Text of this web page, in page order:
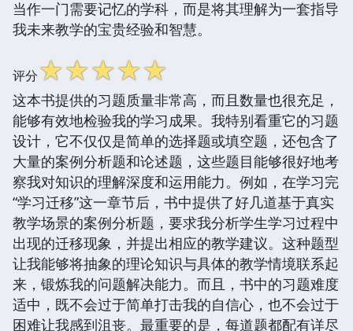
当作一门需要记忆的学科，而是将其理解为一套指导
我未来教学的宝贵经验和智慧。
评分☆☆☆☆☆
这本书提供的习题质量非常高，而且数量也很充足，
能够有效地检验我的学习成果。我特别看重它的习题
设计，它不仅仅是简单的选择题或填空题，还包含了
大量的案例分析题和论述题，这些题目能够很好地考
察我对知识的理解深度和运用能力。例如，在学习完
“学习迁移”这一章节后，书中提供了好几道基于真实
教学场景的案例分析题，要求我分析学生学习过程中
出现的迁移现象，并提出相应的教学建议。这种题型
让我能够将抽象的理论知识与具体的教学情境联系起
来，锻炼我的问题解决能力。而且，书中的习题难度
适中，既不会过于简单打击我的自信心，也不会过于
困难让我感到沮丧。最重要的是，每道题都配有详尽